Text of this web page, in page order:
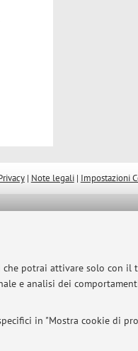
potrai attivare solo con il
e analisi dei
in "Mostra cookie di
| Note legali| Impostazioni